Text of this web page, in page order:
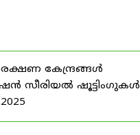
കേന്ദ്രങ്ങൾ
സീരിയൽ ഷൂട്ടിംഗുകൾ